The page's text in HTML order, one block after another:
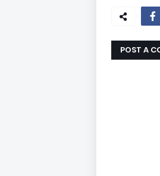
POST A